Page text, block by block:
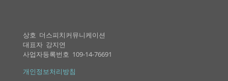
상호 더스피치커뮤니케이션
대표자 강지연
사업자등록번호 109-14-76691
개인정보처리방침